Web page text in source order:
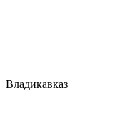
Владикавказ